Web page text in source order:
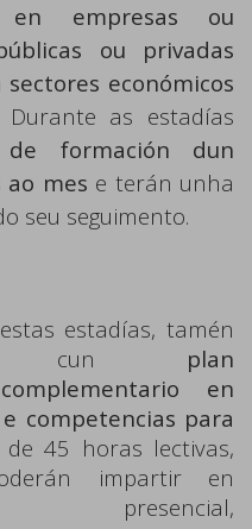
en empresas ou
ou privadas
sectores económicos
Durante as estadías
de formación dun
ao mes e terán unha
seu seguimento.
estadías, tamén
cun plan
complementario en
competencias para
de 45 horas lectivas,
impartir en
presencial,